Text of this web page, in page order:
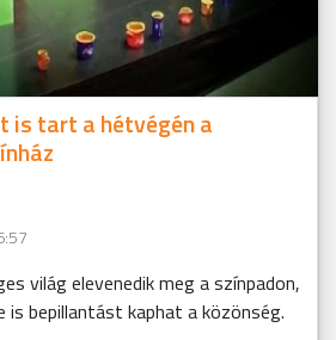
is tart a hétvégén a
világ elevenedik meg a színpadon,
is bepillantást kaphat a közönség.